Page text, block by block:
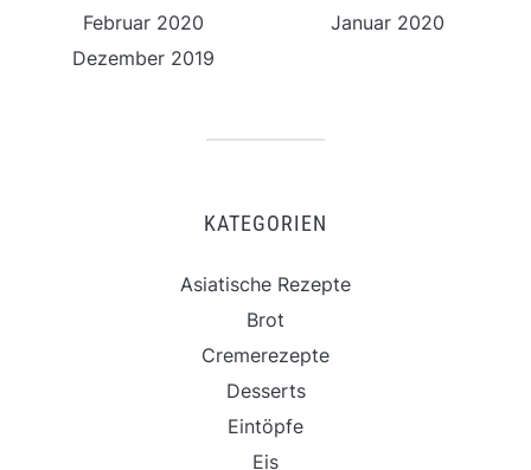
Februar 2020
Januar 2020
Dezember 2019
KATEGORIEN
Asiatische Rezepte
Brot
Cremerezepte
Desserts
Eintöpfe
Eis